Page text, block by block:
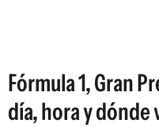
Fórmula 1, Gran
día, hora y dónde